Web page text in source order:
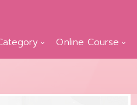
Online Course